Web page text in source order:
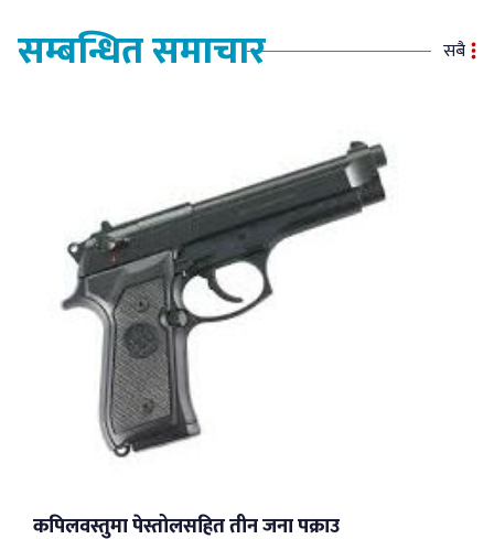
सम्बन्धित समाचार सबै
कपिलवस्तुमा पेस्तोलसहित तीन जना पक्राउ